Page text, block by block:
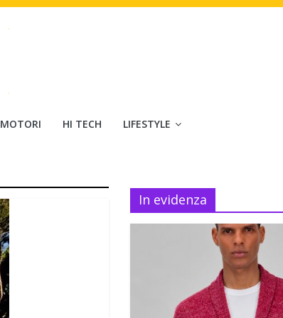
MOTORI HI TECH LIFESTYLE
In evidenza